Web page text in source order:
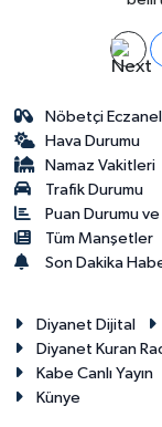
Nöbetçi
Hava Durumu
Namaz Vakitleri
Trafik Durumu
Puan Durumu
Tüm Manşetler
Son Dakika
Diyanet Dijital
Diyanet Kuran
Kabe Canlı Yayın
Künye